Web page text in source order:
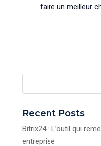
faire un meilleur
Recent Posts
Bitrix24 : L’outil qui
entreprise